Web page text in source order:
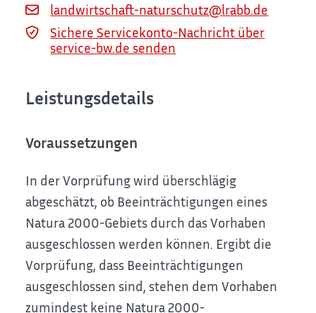
landwirtschaft-naturschutz@lrabb.de
Sichere Servicekonto-Nachricht über
service-bw.de senden
Leistungsdetails
Voraussetzungen
In der Vorprüfung wird überschlägig
abgeschätzt, ob Beeinträchtigungen eines
Natura 2000-Gebiets durch das Vorhaben
ausgeschlossen werden können. Ergibt die
Vorprüfung, dass Beeinträchtigungen
ausgeschlossen sind, stehen dem Vorhaben
zumindest keine Natura 2000-